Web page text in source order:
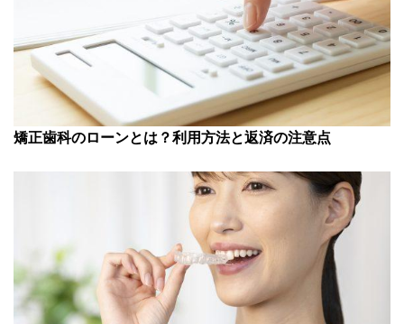
矯正歯科のローンとは？利用方法と返済の注意点